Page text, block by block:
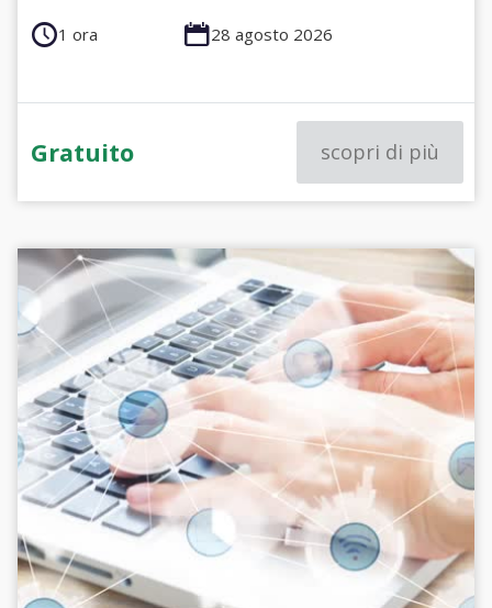
1 ora 28 agosto 2026
Gratuito scopri di più